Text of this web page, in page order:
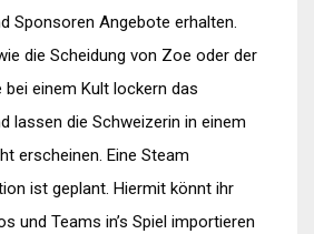
Sponsoren Angebote erhalten.
die Scheidung von Zoe oder der
einem Kult lockern das
lassen die Schweizerin in einem
erscheinen. Eine Steam
ist geplant. Hiermit könnt ihr
und Teams in’s Spiel importieren